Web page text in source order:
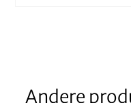
Andere